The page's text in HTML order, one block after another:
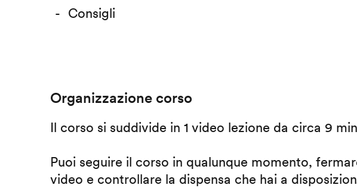
Consigli
Organizzazione corso
Il corso si suddivide in 1 video lezione da circa 9
Puoi seguire il corso in qualunque momento,
video e controllare la dispensa che hai a